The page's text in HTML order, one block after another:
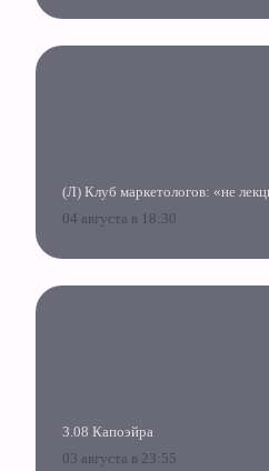
(Л) Клуб маркетологов: «не
04 августа в 18:30
3.08 Капоэйра
03 августа в 23:55